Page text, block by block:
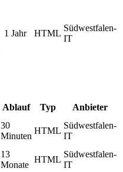
1 Jahr HTML
Südwestfalen-
IT
Ablauf Typ Anbieter
30
Minuten
HTML
Südwestfalen-
IT
13
Monate
HTML
Südwestfalen-
IT